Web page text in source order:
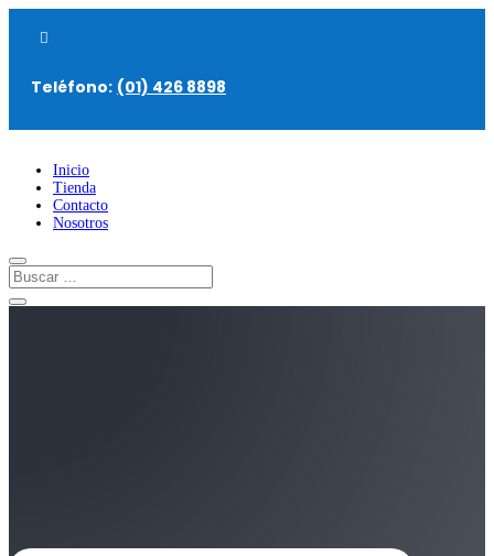

Teléfono: (01) 426 8898
Inicio
Tienda
Contacto
Nosotros